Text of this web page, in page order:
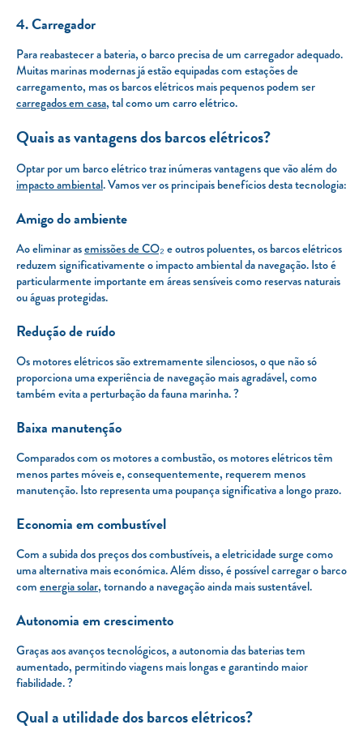
4. Carregador
Para reabastecer a bateria, o barco precisa de um carregador adequado.
Muitas marinas modernas já estão equipadas com estações de
carregamento, mas os barcos elétricos mais pequenos podem ser
carregados em casa, tal como um carro elétrico.
Quais as vantagens dos barcos elétricos?
Optar por um barco elétrico traz inúmeras vantagens que vão além do
impacto ambiental. Vamos ver os principais benefícios desta tecnologia:
Amigo do ambiente
Ao eliminar asemissões de CO₂e outros poluentes, os barcos elétricos
reduzem significativamente o impacto ambiental da navegação. Isto é
particularmente importante em áreas sensíveis como reservas naturais
ou águas protegidas.
Redução de ruído
Os motores elétricos são extremamente silenciosos, o que não só
proporciona uma experiência de navegação mais agradável, como
também evita a perturbação da fauna marinha. ?
Baixa manutenção
Comparados com os motores a combustão, os motores elétricos têm
menos partes móveis e, consequentemente, requerem menos
manutenção. Isto representa uma poupança significativa a longo prazo.
Economia em combustível
Com a subida dos preços dos combustíveis, a eletricidade surge como
uma alternativa mais económica. Além disso, é possível carregar o barco
comenergia solar, tornando a navegação ainda mais sustentável.
Autonomia em crescimento
Graças aos avanços tecnológicos, a autonomia das baterias tem
aumentado, permitindo viagens mais longas e garantindo maior
fiabilidade. ?
Qual a utilidade dos barcos elétricos?